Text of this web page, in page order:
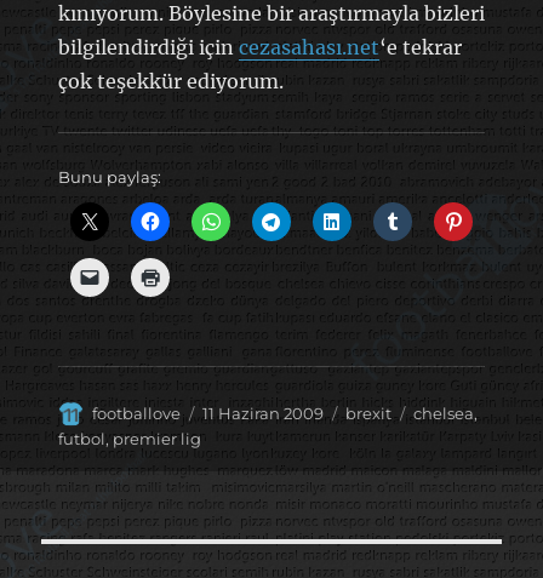
kınıyorum. Böylesine bir araştırmayla bizleri
bilgilendirdiği için cezasahası.net‘e tekrar
çok teşekkür ediyorum.
Bunu paylaş:
Yazar
footballove
Yayın
11 Haziran 2009 Kategoriler
brexit Etiketler
chelsea,
futbol, premier lig